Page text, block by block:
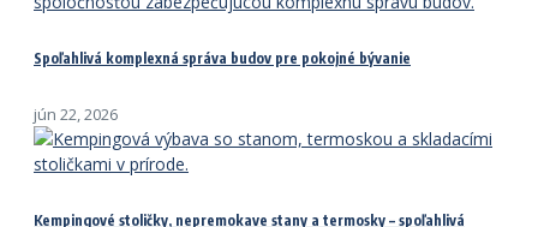
Spoľahlivá komplexná správa budov pre pokojné bývanie
jún 22, 2026
Kempingové stoličky, nepremokave stany a termosky – spoľahlivá